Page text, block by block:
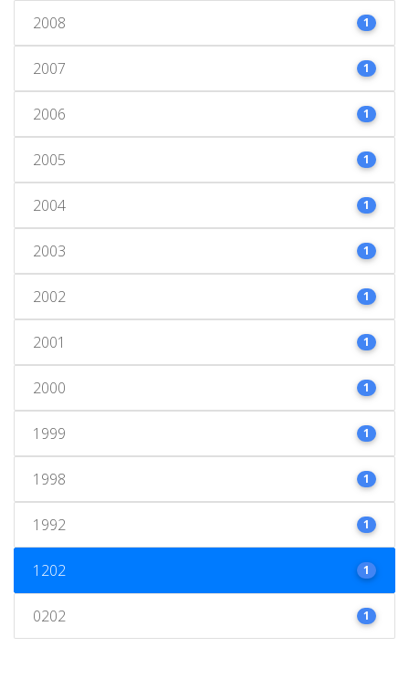
2008 1
2007 1
2006 1
2005 1
2004 1
2003 1
2002 1
2001 1
2000 1
1999 1
1998 1
1992 1
1202 1
0202 1